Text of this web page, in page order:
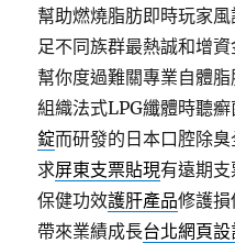
幫助燃燒脂肪即時玩家
足不同族群最熱誠和增
幫你度過難關專業自體
組織法式LPG纖體時聽
錠而研發的日本口腔除
求屏東支票貼現有遠期
保健功效護肝產品修護
帶來業績成長台北網頁設